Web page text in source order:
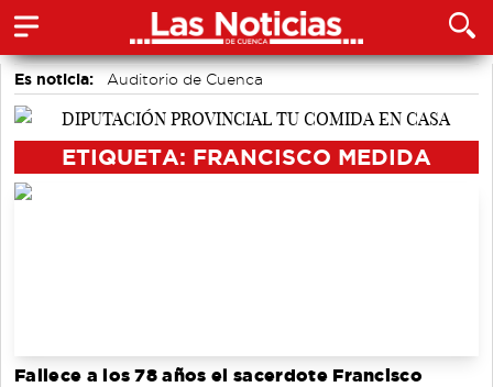
Es noticia:
Auditorio de Cuenca
Actividades culturales en Cuenca
ETIQUETA: FRANCISCO MEDIDA
Fallece a los 78 años el sacerdote Francisco